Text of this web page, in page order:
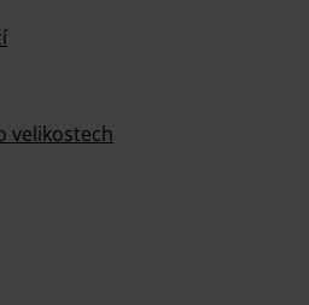
velikostech